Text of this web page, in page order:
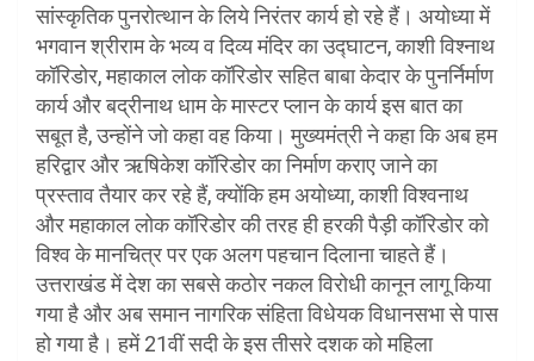
सांस्कृतिक पुनरोत्थान के लिये निरंतर कार्य हो रहे हैं। अयोध्या में
भगवान श्रीराम के भव्य व दिव्य मंदिर का उद्घाटन, काशी विश्नाथ
कॉरिडोर, महाकाल लोक कॉरिडोर सहित बाबा केदार के पुनर्निर्माण
कार्य और बद्रीनाथ धाम के मास्टर प्लान के कार्य इस बात का
सबूत है, उन्होंने जो कहा वह किया। मुख्यमंत्री ने कहा कि अब हम
हरिद्वार और ऋषिकेश कॉरिडोर का निर्माण कराए जाने का
प्रस्ताव तैयार कर रहे हैं, क्योंकि हम अयोध्या, काशी विश्वनाथ
और महाकाल लोक कॉरिडोर की तरह ही हरकी पैड़ी कॉरिडोर को
विश्व के मानचित्र पर एक अलग पहचान दिलाना चाहते हैं।
उत्तराखंड में देश का सबसे कठोर नकल विरोधी कानून लागू किया
गया है और अब समान नागरिक संहिता विधेयक विधानसभा से पास
हो गया है। हमें 21वीं सदी के इस तीसरे दशक को महिला